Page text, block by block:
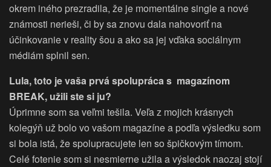
okrem iného prezradila, že je momentálne single a nové
známosti nerieši, či by sa znovu dala nahovoriť na
účinkovanie v reality šou a ako sa jej vďaka sociálnym
médiám splnil sen.
Lula, toto je vaša prvá spolupráca s magazínom
BREAK, užili ste si ju?
Úprimne som sa veľmi tešila. Veľa z mojich krásnych
kolegýň už bolo vo vašom magazíne a podľa výsledku som
si bola istá, že spolupracujete len so špičkovým tímom.
Celé fotenie som si nesmierne užila a výsledok naozaj stojí